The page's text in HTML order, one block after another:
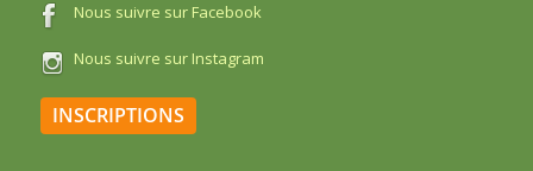
Nous suivre sur Facebook
Nous suivre sur Instagram
INSCRIPTIONS